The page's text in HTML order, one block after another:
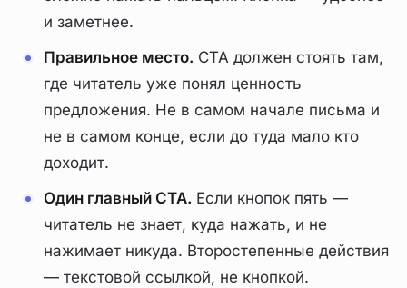
и заметнее.
Правильное место. CTA должен стоять там,
где читатель уже понял ценность
предложения. Не в самом начале письма и
не в самом конце, если до туда мало кто
доходит.
Один главный CTA. Если кнопок пять —
читатель не знает, куда нажать, и не
нажимает никуда. Второстепенные действия
— текстовой ссылкой, не кнопкой.